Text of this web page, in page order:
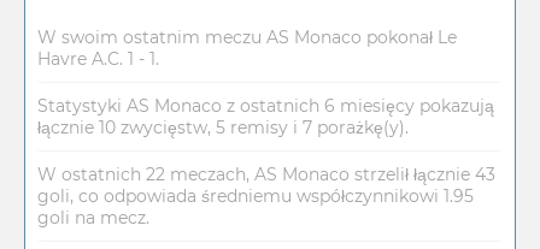
W swoim ostatnim meczu AS Monaco pokonał Le
Havre A.C. 1 - 1.
Statystyki AS Monaco z ostatnich 6 miesięcy pokazują
łącznie 10 zwycięstw, 5 remisy i 7 porażkę(y).
W ostatnich 22 meczach, AS Monaco strzelił łącznie 43
goli, co odpowiada średniemu współczynnikowi 1.95
goli na mecz.